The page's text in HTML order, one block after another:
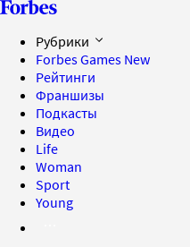
Рубрики
Forbes Games New
Рейтинги
Франшизы
Подкасты
Видео
Life
Woman
Sport
Young